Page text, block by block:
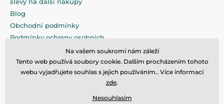
slevy na další nákupy
Blog
Obchodní podmínky
Podmínky ochrany osobních
Na pečlivé zabalení klademe
maximální důraz
Na vašem soukromí nám záleží
Tento web používá soubory cookie. Dalším procházením tohoto
webu vyjadřujete souhlas s jejich používáním.. Více informací
zde.
Nesouhlasím